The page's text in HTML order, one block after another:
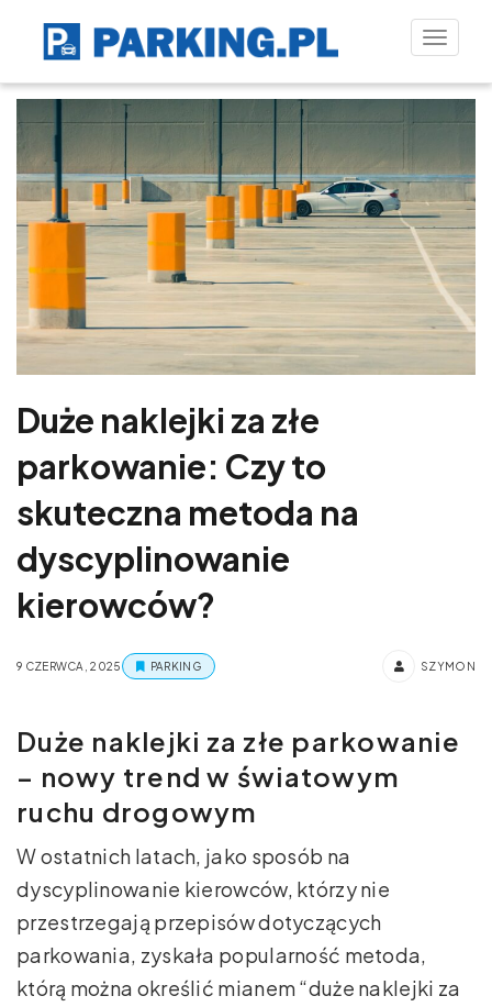
Toggle
Duże naklejki za złe
parkowanie: Czy to
skuteczna metoda na
dyscyplinowanie
kierowców?
9 CZERWCA, 2025 PARKING SZYMON
Duże naklejki za złe parkowanie
– nowy trend w światowym
ruchu drogowym
W ostatnich latach, jako sposób na
dyscyplinowanie kierowców, którzy nie
przestrzegają przepisów dotyczących
parkowania, zyskała popularność metoda,
którą można określić mianem “duże naklejki za